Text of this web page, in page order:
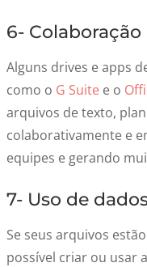
6- Colaboração
Alguns drives e apps
como o G Suite e o
arquivos de texto,
colaborativamente e
equipes e gerando
7- Uso de
Se seus arquivos
possível criar ou usar